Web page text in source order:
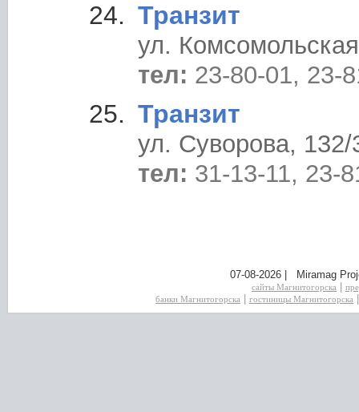
Транзит
ул.
тел: 23-80-01, 23-
Транзит
ул. Суворова, 132/
тел: 31-13-11, 23-
07-08-2026 | Miramag
сайты Магнитогорска
банки Магнитогорска
гостиницы Магнитогорска